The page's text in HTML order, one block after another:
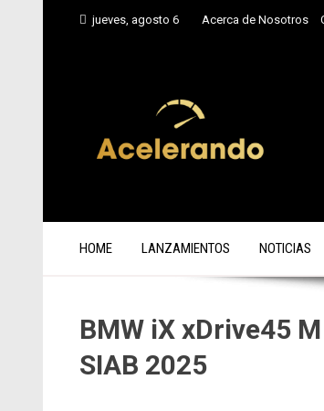
jueves, agosto 6 Acerca de Nosotros
HOME LANZAMIENTOS NOTICIAS
BMW iX xDrive45
SIAB 2025